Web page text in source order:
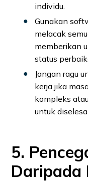
individu.
Gunakan
melacak
memberikan
status
Jangan ragu
kerja jika
kompleks
untuk
5.
Daripada